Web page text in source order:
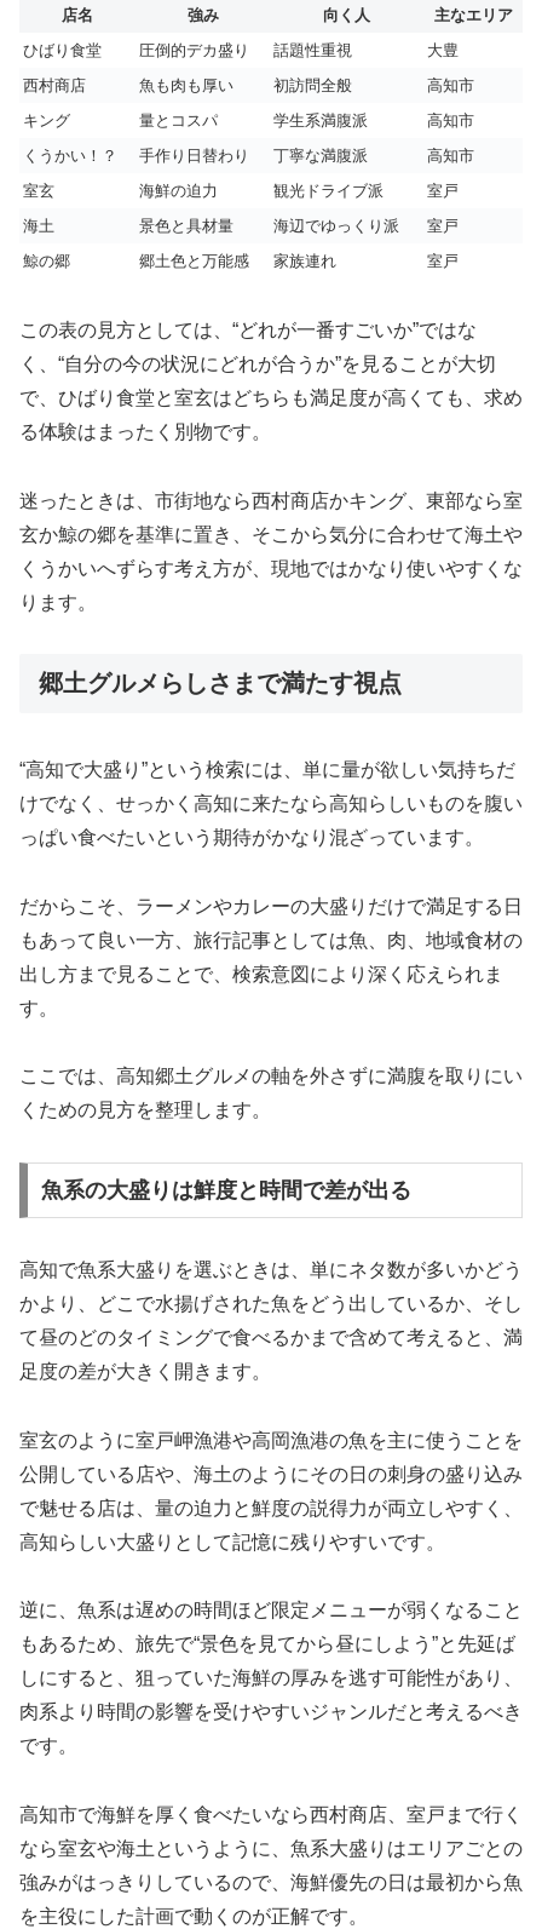
店名 強み 向く人
主なエリア
ひばり食堂
圧倒的デカ盛り 話題性重視
大豊
西村商店
魚も肉も厚い 初訪問全般
高知市
キング
量とコスパ 学生系満腹派
高知市
くうかい！？
手作り日替わり 丁寧な満腹派
高知市
室玄
海鮮の迫力 観光ドライブ派
室戸
海土
景色と具材量 海辺でゆっくり派
室戸
鯨の郷
郷土色と万能感 家族連れ 室戸
この表の見方としては、“どれが一番すごいか”ではな
く、“自分の今の状況にどれが合うか”を見ることが大切
で、ひばり食堂と室玄はどちらも満足度が高くても、求め
る体験はまったく別物です。
迷ったときは、市街地なら西村商店かキング、東部なら室
玄か鯨の郷を基準に置き、そこから気分に合わせて海土や
くうかいへずらす考え方が、現地ではかなり使いやすくな
ります。
郷土グルメらしさまで満たす視点
“高知で大盛り”という検索には、単に量が欲しい気持ちだ
けでなく、せっかく高知に来たなら高知らしいものを腹い
っぱい食べたいという期待がかなり混ざっています。
だからこそ、ラーメンやカレーの大盛りだけで満足する日
もあって良い一方、旅行記事としては魚、肉、地域食材の
出し方まで見ることで、検索意図により深く応えられま
す。
ここでは、高知郷土グルメの軸を外さずに満腹を取りにい
くための見方を整理します。
魚系の大盛りは鮮度と時間で差が出る
高知で魚系大盛りを選ぶときは、単にネタ数が多いかどう
かより、どこで水揚げされた魚をどう出しているか、そし
て昼のどのタイミングで食べるかまで含めて考えると、満
足度の差が大きく開きます。
室玄のように室戸岬漁港や高岡漁港の魚を主に使うことを
公開している店や、海土のようにその日の刺身の盛り込み
で魅せる店は、量の迫力と鮮度の説得力が両立しやすく、
高知らしい大盛りとして記憶に残りやすいです。
逆に、魚系は遅めの時間ほど限定メニューが弱くなること
もあるため、旅先で“景色を見てから昼にしよう”と先延ば
しにすると、狙っていた海鮮の厚みを逃す可能性があり、
肉系より時間の影響を受けやすいジャンルだと考えるべき
です。
高知市で海鮮を厚く食べたいなら西村商店、室戸まで行く
なら室玄や海土というように、魚系大盛りはエリアごとの
強みがはっきりしているので、海鮮優先の日は最初から魚
を主役にした計画で動くのが正解です。